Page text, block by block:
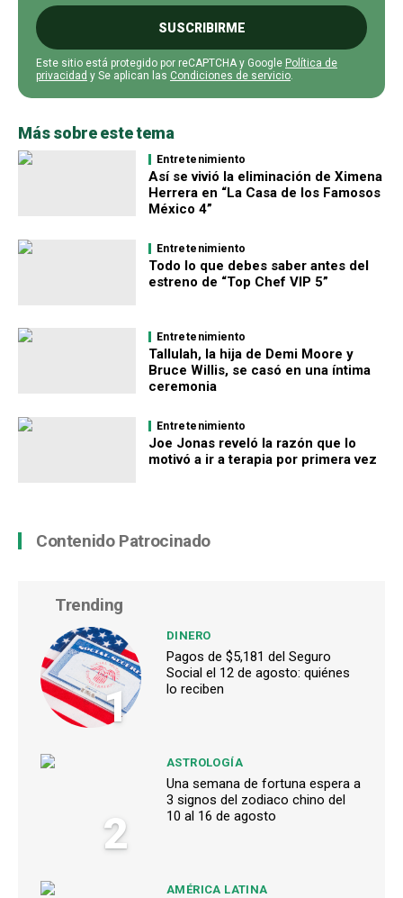
SUSCRIBIRME
Este sitio está protegido por reCAPTCHA y Google Política de
privacidad y Se aplican las Condiciones de servicio.
Más sobre este tema
Entretenimiento
Así se vivió la eliminación de Ximena
Herrera en “La Casa de los Famosos
México 4”
Entretenimiento
Todo lo que debes saber antes del
estreno de “Top Chef VIP 5”
Entretenimiento
Tallulah, la hija de Demi Moore y
Bruce Willis, se casó en una íntima
ceremonia
Entretenimiento
Joe Jonas reveló la razón que lo
motivó a ir a terapia por primera vez
Contenido Patrocinado
Trending
1
DINERO
Pagos de $5,181 del Seguro
Social el 12 de agosto: quiénes
lo reciben
2
ASTROLOGÍA
Una semana de fortuna espera a
3 signos del zodiaco chino del
10 al 16 de agosto
AMÉRICA LATINA